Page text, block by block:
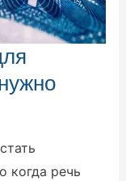
когда речь